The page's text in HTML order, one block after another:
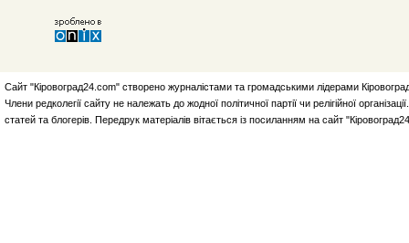
Сайт "Кіровоград24.com" створено журналістами та громадськими лідерами
Члени редколегії сайту не належать до жодної політичної партії чи релігійної
статей та блогерів. Передрук матеріалів вітається із посиланням на сайт